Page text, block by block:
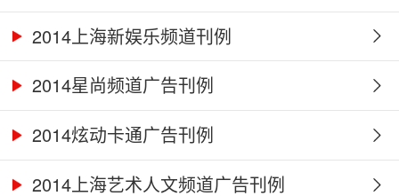
2014上海新娱乐频道刊例
2014星尚频道广告刊例
2014炫动卡通广告刊例
2014上海艺术人文频道广告刊例